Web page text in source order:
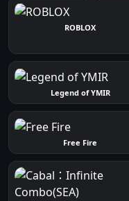
ROBLOX
Legend of YMIR
Free Fire